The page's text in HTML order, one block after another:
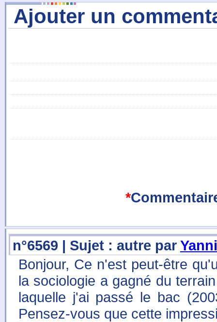
Ajouter un
*
n°6569 | Sujet : autre par
Bonjour, Ce n'est peut-être
la sociologie a gagné du
laquelle j'ai passé le bac
Pensez-vous que cette